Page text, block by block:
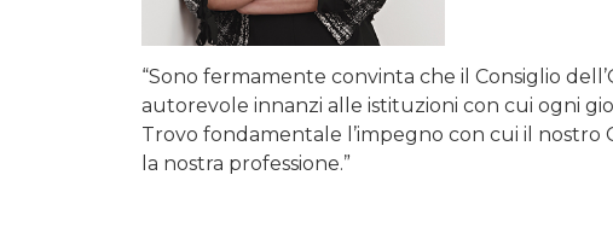
“Sono fermamente convinta che il Consiglio
autorevole innanzi alle istituzioni con cui ogni
Trovo fondamentale l’impegno con cui il nostro
la nostra professione.”